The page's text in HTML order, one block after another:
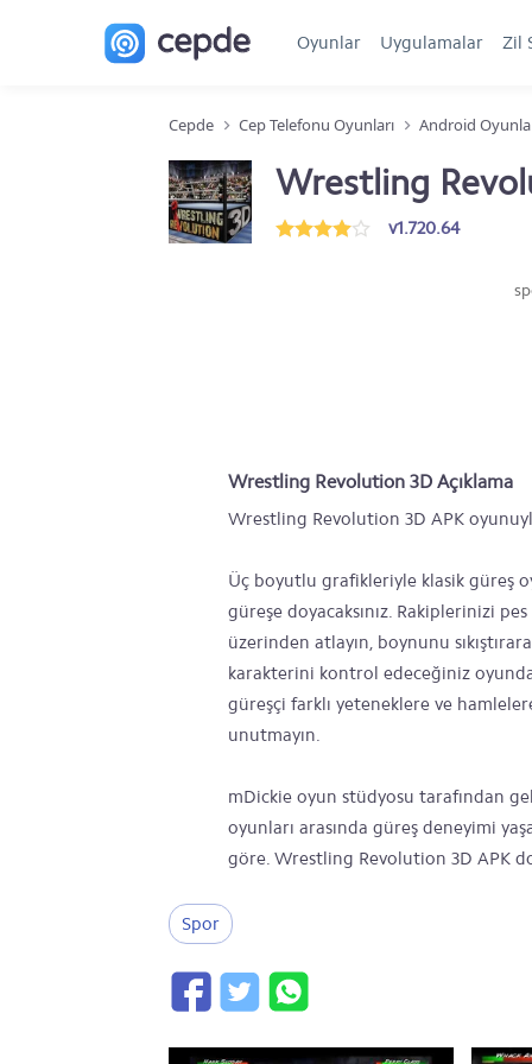
Oyunlar Uygulamalar Zil
Cepde Cep Telefonu Oyunları Android
Wrestling
v1.720.64
Wrestling Revolution 3D Açıklama
Wrestling Revolution 3D APK
Üç boyutlu grafikleriyle klasik güreş
güreşe doyacaksınız. Rakiplerinizi
üzerinden atlayın, boynunu
karakterini kontrol edeceğiniz
güreşçi farklı yeteneklere ve
unutmayın.
mDickie oyun stüdyosu tarafından
oyunları arasında güreş deneyimi
göre. Wrestling Revolution 3D APK
Spor